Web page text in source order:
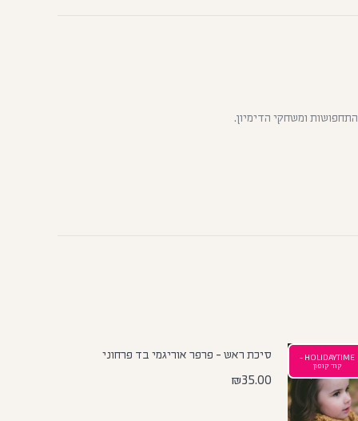
ומשחקי הדימיון.
HOLIDAYTIME -
קוד קופון
סיכת ראש - פרפר אוריגמי בד פרחוני
₪35.00